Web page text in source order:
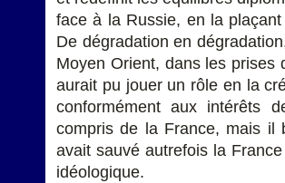
face à la Russie, en la
De dégradation en
Moyen Orient, dans les prises
aurait pu jouer un rôle en la
conformément aux intérêts
compris de la France, mais il
avait sauvé autrefois la
idéologique.